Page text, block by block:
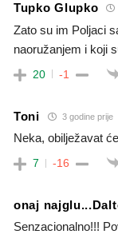
Tupko Glupko
Zato su im Poljaci
naoružanjem i koji
20 -1
Toni 3 godine prije
Neka, obilježavat
7 -16
onaj
Senzacionalno!!!